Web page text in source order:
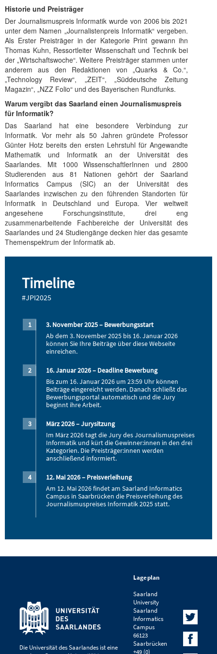
Historie und Preisträger
Der Journalismuspreis Informatik wurde von 2006 bis 2021
unter dem Namen „Journalistenpreis Informatik“ vergeben.
Als Erster Preisträger in der Kategorie Print gewann ihn
Thomas Kuhn, Ressortleiter Wissenschaft und Technik bei
der „Wirtschaftswoche“. Weitere Preisträger stammen unter
anderem aus den Redaktionen von „Quarks & Co.“,
„Technology Review“, „ZEIT“, „Süddeutsche Zeitung
Magazin“, „NZZ Folio“ und des Bayerischen Rundfunks.
Warum vergibt das Saarland einen Journalismuspreis
für Informatik?
Das Saarland hat eine besondere Verbindung zur
Informatik. Vor mehr als 50 Jahren gründete Professor
Günter Hotz bereits den ersten Lehrstuhl für Angewandte
Mathematik und Informatik an der Universität des
Saarlandes. Mit 1000 WissenschaftlerInnen und 2800
Studierenden aus 81 Nationen gehört der Saarland
Informatics Campus (SIC) an der Universität des
Saarlandes inzwischen zu den führenden Standorten für
Informatik in Deutschland und Europa. Vier weltweit
angesehene Forschungsinstitute, drei eng
zusammenarbeitende Fachbereiche der Universität des
Saarlandes und 24 Studiengänge decken hier das gesamte
Themenspektrum der Informatik ab.
Timeline
#JPI2025
3. November 2025 – Bewerbungsstart
Ab dem 3. November 2025 bis 16. Januar 2026
können Sie Ihre Beiträge über diese Webseite
einreichen.
16. Januar 2026 – Deadline Bewerbung
Bis zum 16. Januar 2026 um 23:59 Uhr können
Beiträge eingereicht werden. Danach schließt das
Bewerbungsportal automatisch und die Jury
beginnt ihre Arbeit.
März 2026 – Jurysitzung
Im März 2026 tagt die Jury des Journalismuspreises
Informatik und kürt die Gewinner:innen in den drei
Kategorien. Die Preisträger:innen werden
anschließend informiert.
12. Mai 2026 – Preisverleihung
Am 12. Mai 2026 findet am Saarland Informatics
Campus in Saarbrücken die Preisverleihung des
Journalismuspreises Informatik 2025 statt.
Die Universität des Saarlandes ist eine
Lageplan
Saarland
University
Saarland
Informatics
Campus
66123
Saarbrücken
+49 (0)